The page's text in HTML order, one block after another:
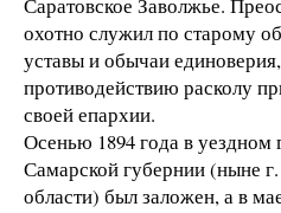
охотно служил по старому
уставы и обычаи
противодействию расколу
своей епархии.
Осенью 1894 года в уездном
Самарской губернии (ныне
области) был заложен, а в